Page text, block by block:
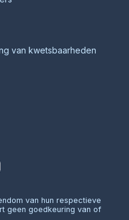
van kwetsbaarheden
van hun respectieve
geen goedkeuring van of